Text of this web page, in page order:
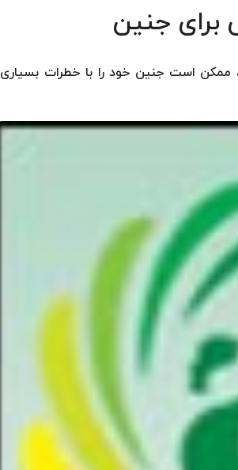
برای جنین
ممكن است جنین خود را با خطرات بسیاری